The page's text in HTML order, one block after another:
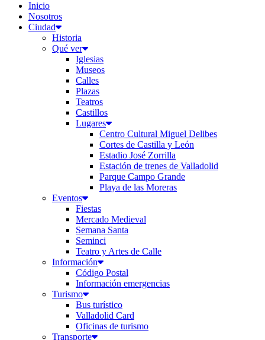
Inicio
Nosotros
Ciudad
Historia
Qué ver
Iglesias
Museos
Calles
Plazas
Teatros
Castillos
Lugares
Centro Cultural Miguel Delibes
Cortes de Castilla y León
Estadio José Zorrilla
Estación de trenes de Valladolid
Parque Campo Grande
Playa de las Moreras
Eventos
Fiestas
Mercado Medieval
Semana Santa
Seminci
Teatro y Artes de Calle
Información
Código Postal
Información emergencias
Turismo
Bus turístico
Valladolid Card
Oficinas de turismo
Transporte